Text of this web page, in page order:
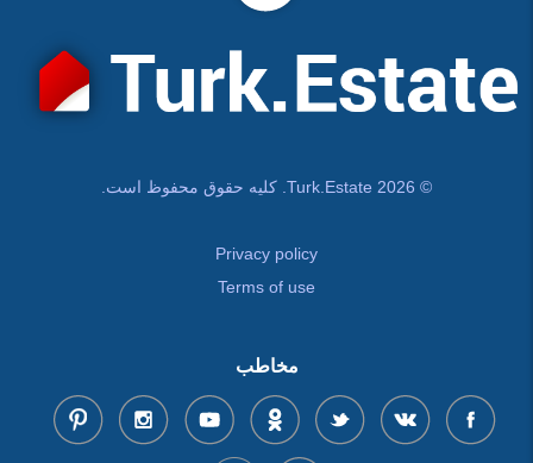
© Turk.Estate 2026. کلیه حقوق محفوظ است.
Privacy policy
Terms of use
مخاطب